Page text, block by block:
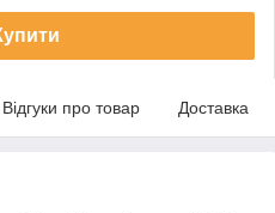
Відгуки про товар Доставка